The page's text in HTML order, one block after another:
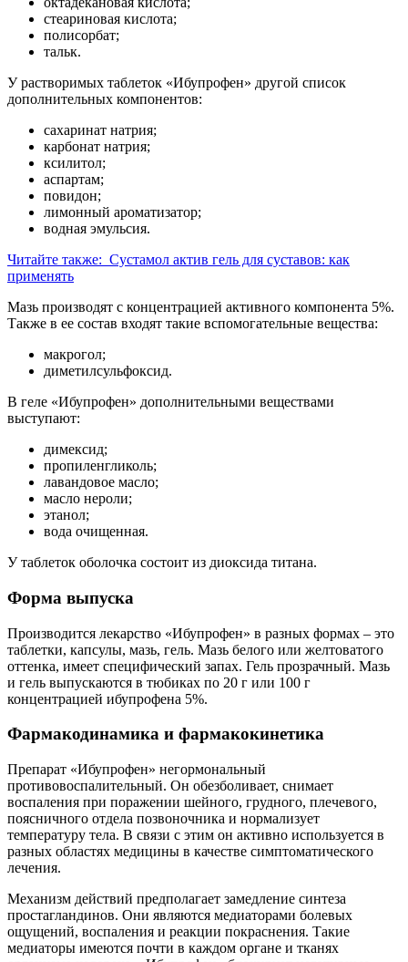
стеариновая кислота;
полисорбат;
тальк.
У растворимых таблеток «Ибупрофен» другой список
дополнительных компонентов:
сахаринат натрия;
карбонат натрия;
ксилитол;
аспартам;
повидон;
лимонный ароматизатор;
водная эмульсия.
Читайте также: Сустамол актив гель для суставов: как
применять
Мазь производят с концентрацией активного компонента 5%.
Также в ее состав входят такие вспомогательные вещества:
макрогол;
диметилсульфоксид.
В геле «Ибупрофен» дополнительными веществами
выступают:
димексид;
пропиленгликоль;
лавандовое масло;
масло нероли;
этанол;
вода очищенная.
У таблеток оболочка состоит из диоксида титана.
Форма выпуска
Производится лекарство «Ибупрофен» в разных формах – это
таблетки, капсулы, мазь, гель. Мазь белого или желтоватого
оттенка, имеет специфический запах. Гель прозрачный. Мазь
и гель выпускаются в тюбиках по 20 г или 100 г
концентрацией ибупрофена 5%.
Фармакодинамика и фармакокинетика
Препарат «Ибупрофен» негормональный
противовоспалительный. Он обезболивает, снимает
воспаления при поражении шейного, грудного, плечевого,
поясничного отдела позвоночника и нормализует
температуру тела. В связи с этим он активно используется в
разных областях медицины в качестве симптоматического
лечения.
Механизм действий предполагает замедление синтеза
простагландинов. Они являются медиаторами болевых
ощущений, воспаления и реакции покраснения. Такие
медиаторы имеются почти в каждом органе и тканях